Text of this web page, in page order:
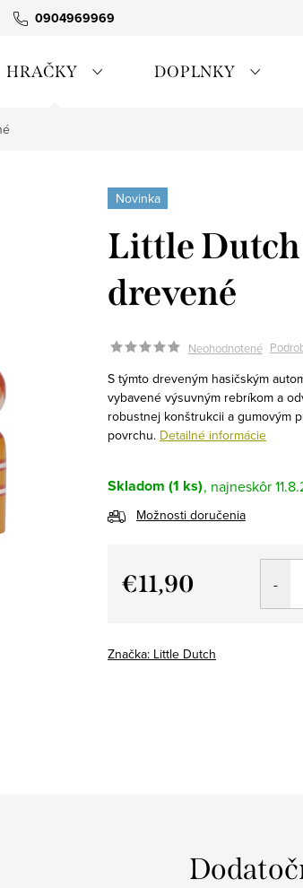
0904969969
Tovar skladom
HRAČKY DOPLNKY
Novinka
Little Dutch
drevené
Neohodnotené
S týmto dreveným hasičským
vybavené výsuvným rebríkom a
robustnej konštrukcii a gumovým
povrchu. Detailné informácie
Skladom (1 ks)
Možnosti doručenia
€11,90
Značka: Little Dutch